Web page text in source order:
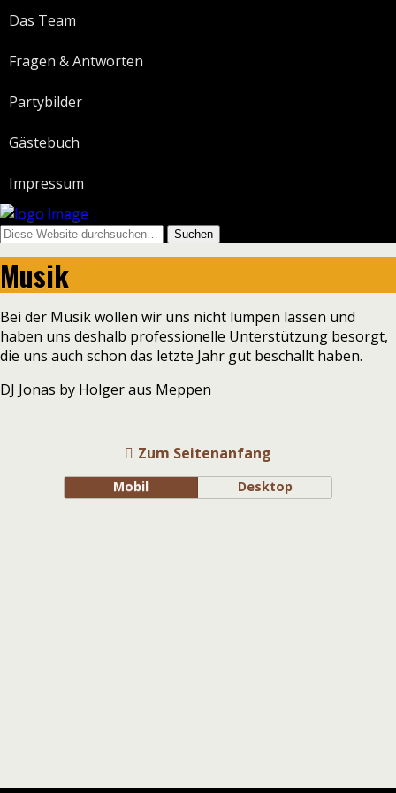
Das Team
Fragen & Antworten
Partybilder
Gästebuch
Impressum
Musik
Bei der Musik wollen wir uns nicht lumpen lassen und
haben uns deshalb professionelle Unterstützung besorgt,
die uns auch schon das letzte Jahr gut beschallt haben.
DJ Jonas by Holger aus Meppen
Zum Seitenanfang
Mobil Desktop